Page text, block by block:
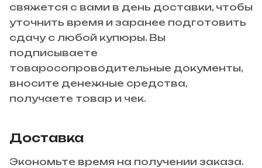
свяжется с вами в день доставки, чтобы
уточнить время и заранее подготовить
сдачу с любой купюры. Вы
подписываете
товаросопроводительные документы,
вносите денежные средства,
получаете товар и чек.
Доставка
Экономьте время на получении заказа.